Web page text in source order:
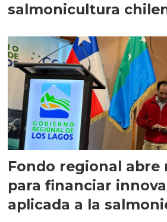
salmonicultura
Fondo regional abre
para financiar
aplicada a la